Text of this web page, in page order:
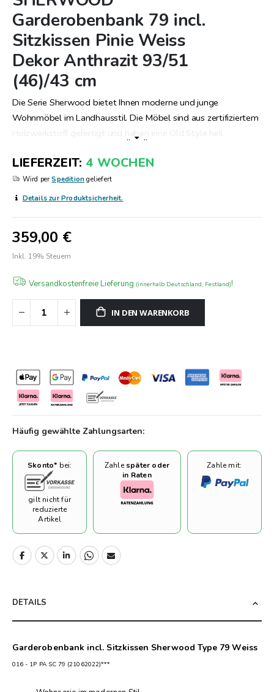
der
Bildergalerie
springen
Garderobenbank 79 incl.
Sitzkissen Pinie Weiss
Dekor Anthrazit 93/51
(46)/43 cm
Die Serie Sherwood bietet Ihnen moderne und junge
Wohnmöbel im Landhausstil. Die Möbel sind aus zertifiziertem
und Beschläge sind aus Metall und sorgen für eine hohe
Stabilität. Die Möbel haben viele praktische Details, wie
Softclose Türen und Schubkästen, Glasrahmenschiebetüren,
der Serie Sherwood können Sie Ihr Zuhause gemütlich und
stilvoll einrichten.
.. ..
LIEFERZEIT 4 WOCHEN
Wird perSpedition geliefert
Details zur Produktsicherheit.
359,00 €
Inkl. 19% Steuern
Versandkostenfreie Lieferung (innerhalb Deutschland, Festland)!
IN DEN WARENKORB
Häufig gewählte Zahlungsarten:
Skonto* bei:
gilt nicht für
reduzierte
Artikel
Zahlespäter oder
in Raten
Zahle mit:
DETAILS
Garderobenbank incl. Sitzkissen Sherwood Type 79 Weiss
016 - 1P PA SC 79 (21062022)***